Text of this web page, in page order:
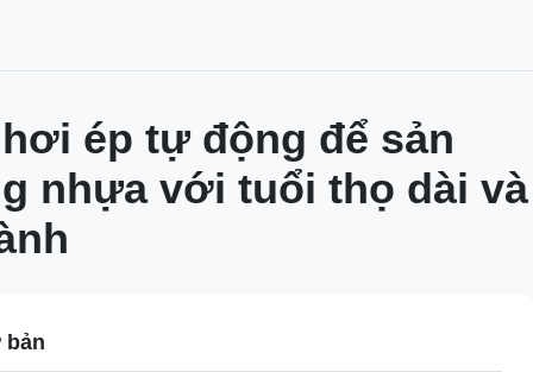
ép tự động để sản
nhựa với tuổi thọ dài và
bản